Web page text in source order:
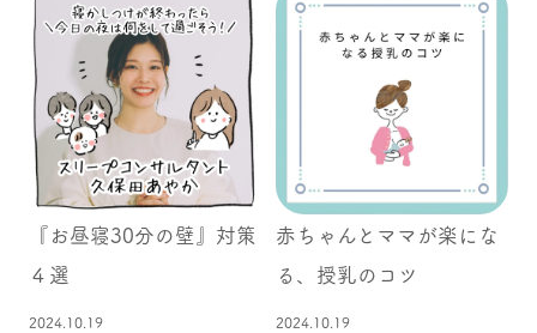
『お昼寝30分の壁』対策
４選
2024.10.19
赤ちゃんとママが楽にな
る、授乳のコツ
2024.10.19